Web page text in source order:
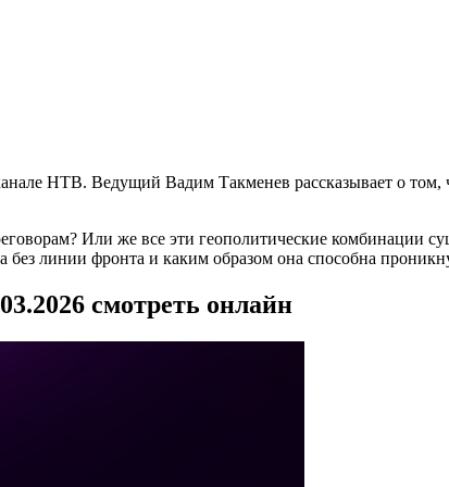
НТВ. Ведущий Вадим Такменев рассказывает о
Или же все эти геополитические комбинации
без линии фронта и каким образом она способна
смотреть онлайн